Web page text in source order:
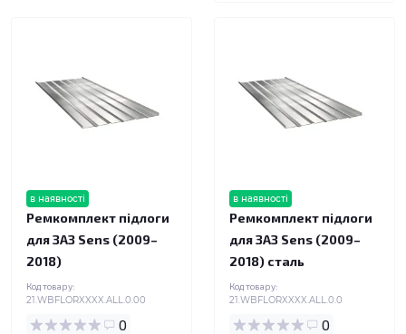
в наявності
Ремкомплект підлоги
для ЗАЗ Sens (2009–
2018)
Код товару:
21.WBFLORXXXX.ALL.0.00
0
в наявності
Ремкомплект підлоги
для ЗАЗ Sens (2009–
2018) сталь
Код товару:
21.WBFLORXXXX.ALL.0.0
0